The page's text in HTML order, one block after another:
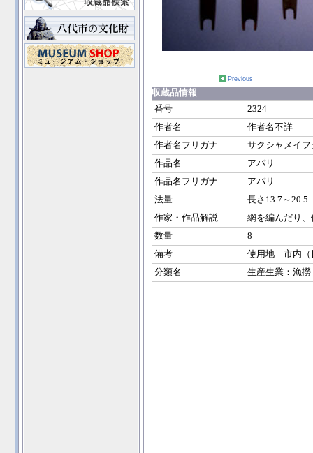
Previous
収蔵品情報
番号
2324
作者名
作者名不詳
作者名フリガナ
サクシャメイフ
作品名
アバリ
作品名フリガナ
アバリ
法量
長さ13.7～20.5
作家・作品解説
網を編んだり
数量
8
備考
使用地 市内（
分類名
生産生業：漁撈